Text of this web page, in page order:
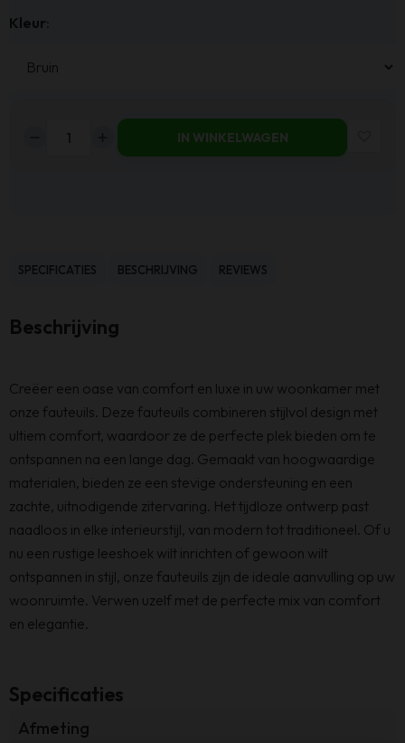
Kleur
-
IN WINKELWAGEN
SPECIFICATIES BESCHRIJVING REVIEWS
Beschrijving
Creëer een oase van comfort en luxe in uw woonkamer met
onze fauteuils. Deze fauteuils combineren stijlvol design met
ultiem comfort, waardoor ze de perfecte plek bieden om te
ontspannen na een lange dag. Gemaakt van hoogwaardige
materialen, bieden ze een stevige ondersteuning en een
zachte, uitnodigende zitervaring. Het tijdloze ontwerp past
naadloos in elke interieurstijl, van modern tot traditioneel. Of u
nu een rustige leeshoek wilt inrichten of gewoon wilt
ontspannen in stijl, onze fauteuils zijn de ideale aanvulling op uw
woonruimte. Verwen uzelf met de perfecte mix van comfort
en elegantie.
Specificaties
Afmeting